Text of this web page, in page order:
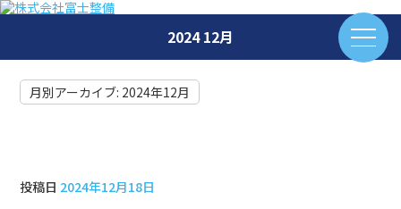
2024 12月
月別アーカイブ: 2024年12月
投稿日 2024年12月18日